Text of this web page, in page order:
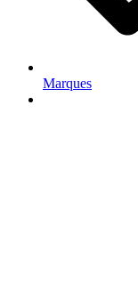
Marques